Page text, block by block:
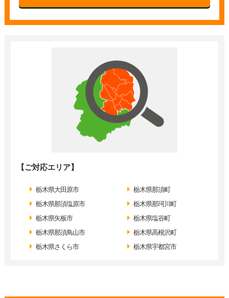
【ご対応エリア】
栃木県大田原市
栃木県那須塩原市
栃木県矢板市
栃木県那須鳥山市
栃木県さくら市
栃木県那須町
栃木県那珂川町
栃木県塩谷町
栃木県高根沢町
栃木県宇都宮市